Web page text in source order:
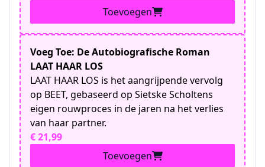
Toevoegen
Voeg Toe: De Autobiografische Roman
LAAT HAAR LOS
LAAT HAAR LOS is het aangrijpende vervolg
op BEET, gebaseerd op Sietske Scholtens
eigen rouwproces in de jaren na het verlies
van haar partner.
€ 21,99
Toevoegen